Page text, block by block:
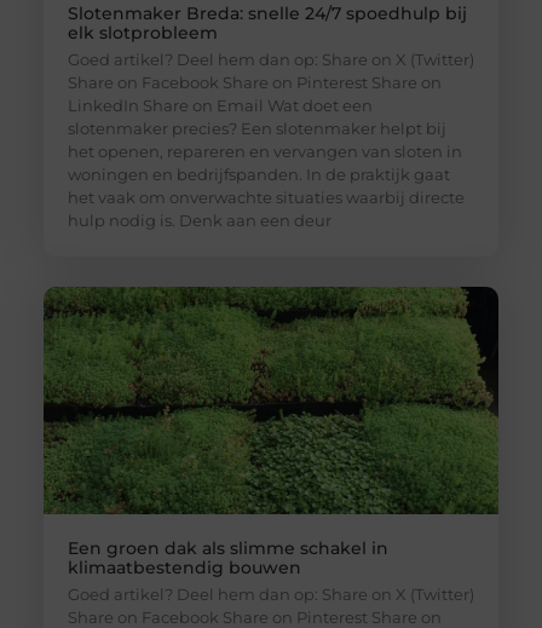
Slotenmaker Breda: snelle 24/7 spoedhulp bij
elk slotprobleem
Goed artikel? Deel hem dan op: Share on X (Twitter)
Share on Facebook Share on Pinterest Share on
LinkedIn Share on Email Wat doet een
slotenmaker precies? Een slotenmaker helpt bij
het openen, repareren en vervangen van sloten in
woningen en bedrijfspanden. In de praktijk gaat
het vaak om onverwachte situaties waarbij directe
hulp nodig is. Denk aan een deur
Een groen dak als slimme schakel in
klimaatbestendig bouwen
Goed artikel? Deel hem dan op: Share on X (Twitter)
Share on Facebook Share on Pinterest Share on